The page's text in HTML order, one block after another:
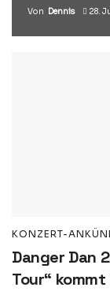
Von Dennis 28.
KONZERT-
Danger Dan
Tour“